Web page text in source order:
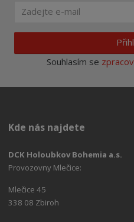
Souhlasím se
Kde nás najdete
DCK Holoubkov Bohemia a.s.
Provozovny Mlečice:
Mlečice 45
338 08 Zbiroh